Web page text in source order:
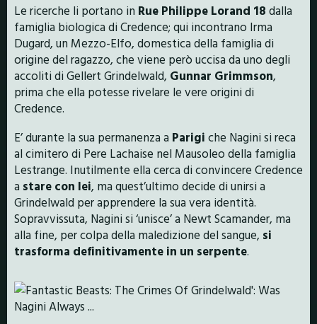
Le ricerche li portano in Rue Philippe Lorand 18 dalla
famiglia biologica di Credence; qui incontrano Irma
Dugard, un Mezzo-Elfo, domestica della famiglia di
origine del ragazzo, che viene però uccisa da uno degli
accoliti di Gellert Grindelwald, Gunnar Grimmson,
prima che ella potesse rivelare le vere origini di
Credence.
E’ durante la sua permanenza a Parigi che Nagini si reca
al cimitero di Pere Lachaise nel Mausoleo della famiglia
Lestrange. Inutilmente ella cerca di convincere Credence
a stare con lei, ma quest’ultimo decide di unirsi a
Grindelwald per apprendere la sua vera identità.
Sopravvissuta, Nagini si ‘unisce’ a Newt Scamander, ma
alla fine, per colpa della maledizione del sangue, si
trasforma definitivamente in un serpente.